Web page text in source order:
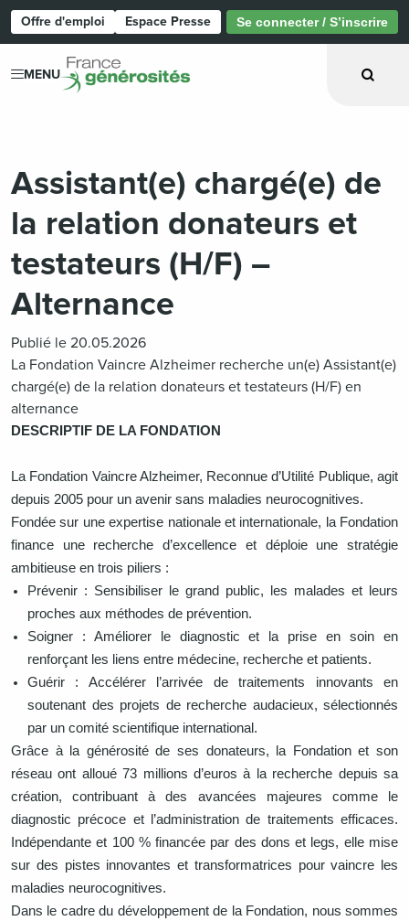
Offre d'emploi Espace Presse Se connecter / S’inscrire
MENU
Assistant(e) chargé(e) de
la relation donateurs et
testateurs (H/F) –
Alternance
Publié le 20.05.2026
La Fondation Vaincre Alzheimer recherche un(e) Assistant(e)
chargé(e) de la relation donateurs et testateurs (H/F) en
alternance
DESCRIPTIF DE LA FONDATION
La Fondation Vaincre Alzheimer, Reconnue d’Utilité Publique, agit
depuis 2005 pour un avenir sans maladies neurocognitives.
Fondée sur une expertise nationale et internationale, la Fondation
finance une recherche d’excellence et déploie une stratégie
ambitieuse en trois piliers :
Prévenir : Sensibiliser le grand public, les malades et leurs
proches aux méthodes de prévention.
Soigner : Améliorer le diagnostic et la prise en soin en
renforçant les liens entre médecine, recherche et patients.
Guérir : Accélérer l’arrivée de traitements innovants en
soutenant des projets de recherche audacieux, sélectionnés
par un comité scientifique international.
Grâce à la générosité de ses donateurs, la Fondation et son
réseau ont alloué 73 millions d’euros à la recherche depuis sa
création, contribuant à des avancées majeures comme le
diagnostic précoce et l’administration de traitements efficaces.
Indépendante et 100 % financée par des dons et legs, elle mise
sur des pistes innovantes et transformatrices pour vaincre les
maladies neurocognitives.
Dans le cadre du développement de la Fondation, nous sommes